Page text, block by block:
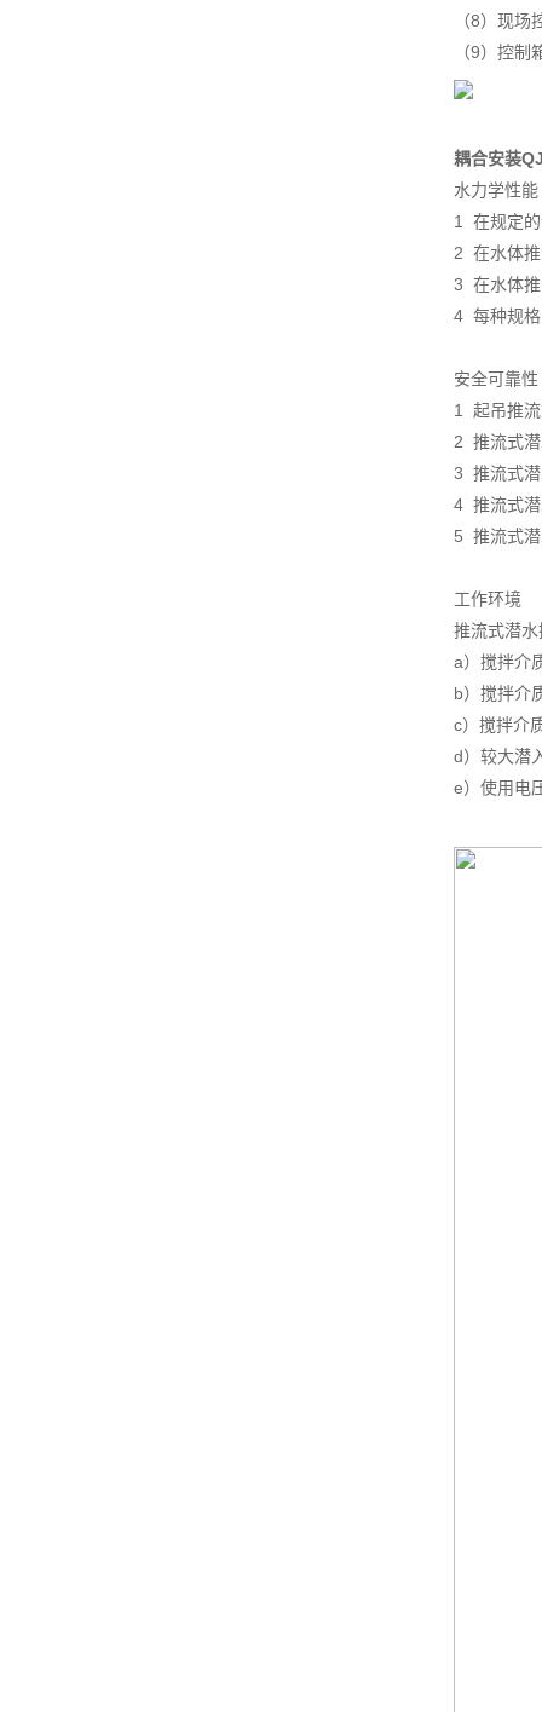
（8）现
（9）控
耦合安装
水力学性能
1 在规定
2 在水体推
3 在水体推
4 每种规格
安全可靠性
1 起吊推流
2 推流式
3 推流式潜
4 推流式潜
5 推流式
工作环境
推流式潜
a）搅拌介
b）搅拌介
c）搅拌介
d）较大潜
e）使用电